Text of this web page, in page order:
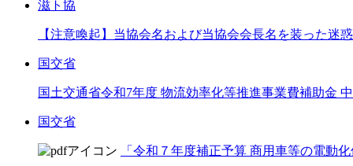
滋ト協
【注意喚起】当協会名および当協会会長名を装った迷
国交省
国土交通省令和7年度 物流効率化等推進事業費補助金
国交省
「令和７年度補正予算 商用車等の電動